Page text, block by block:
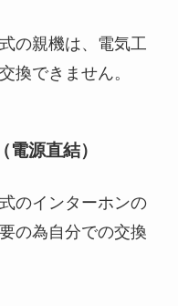
の親機は、電気工
換できません。
源直結）
のインターホンの
の為自分での交換